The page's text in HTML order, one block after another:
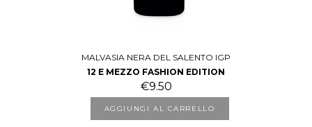
MALVASIA NERA DEL SALENTO IGP
12 E MEZZO FASHION EDITION
€9.50
AGGIUNGI AL CARRELLO